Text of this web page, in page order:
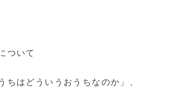
ついて
ちはどういうおうちなのか」、